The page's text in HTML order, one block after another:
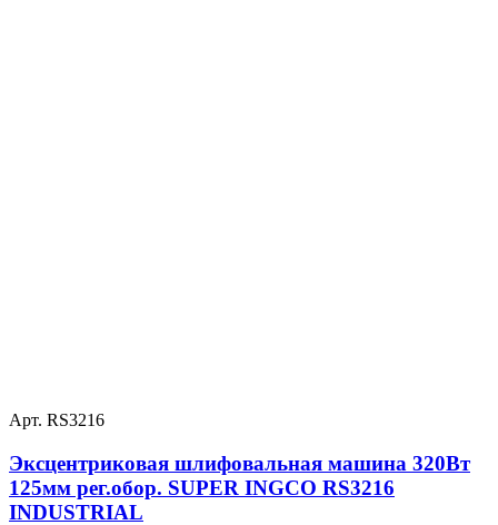
Арт. RS3216
Эксцентриковая шлифовальная машина 320Вт
125мм рег.обор. SUPER INGCO RS3216
INDUSTRIAL